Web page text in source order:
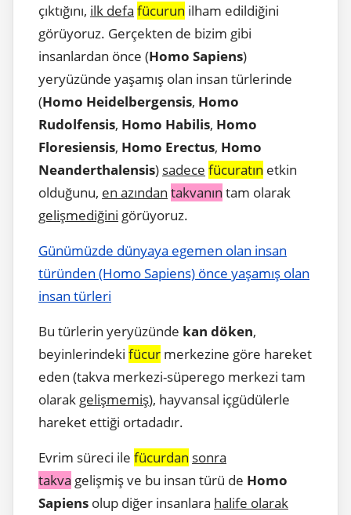
çıktığını, ilk defa fücurun ilham edildiğini
görüyoruz. Gerçekten de bizim gibi
insanlardan önce (Homo Sapiens)
yeryüzünde yaşamış olan insan türlerinde
(Homo Heidelbergensis, Homo
Rudolfensis, Homo Habilis, Homo
Floresiensis, Homo Erectus, Homo
Neanderthalensis) sadece fücuratın etkin
olduğunu, en azından takvanın tam olarak
gelişmediğini görüyoruz.
Günümüzde dünyaya egemen olan insan
türünden (Homo Sapiens) önce yaşamış olan
insan türleri
Bu türlerin yeryüzünde kan döken,
beyinlerindeki fücur merkezine göre hareket
eden (takva merkezi-süperego merkezi tam
olarak gelişmemiş), hayvansal içgüdülerle
hareket ettiği ortadadır.
Evrim süreci ile fücurdan sonra
takva gelişmiş ve bu insan türü de Homo
Sapiens olup diğer insanlara halife olarak